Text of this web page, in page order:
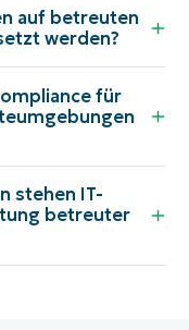
auf betreuten
werden?
für
stehen IT-
betreuter